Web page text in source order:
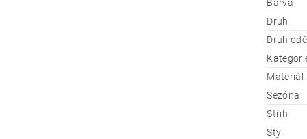
Barva
Druh
Druh
Materiál
Sezóna
Střih
Styl